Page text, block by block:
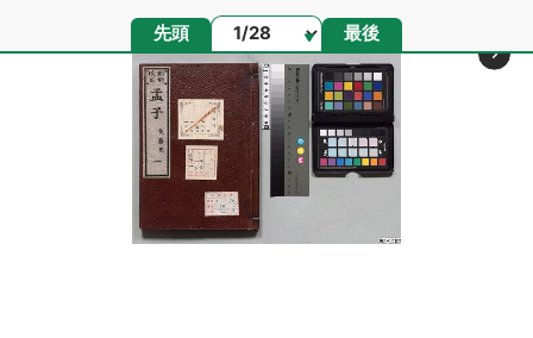
先頭 ページ 最後